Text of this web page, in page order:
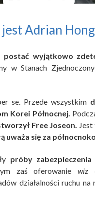
Adrian
postać wyjątkowo
w Stanach
se. Przede wszystkim
Korei Północnej.
Free Joseon.
uważa się za
próby
zaś oferowaniewiz
działalności ruchu